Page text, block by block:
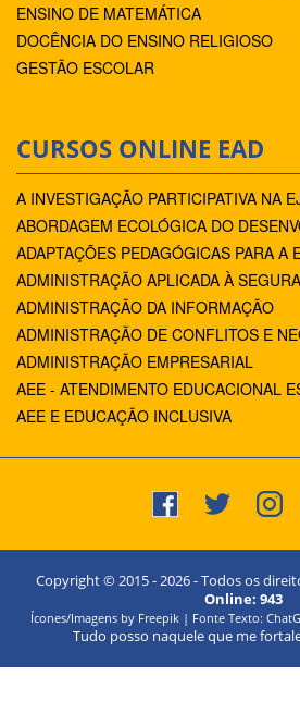
ENSINO DE MATEMÁTICA
DOCÊNCIA DO ENSINO RELIGIOSO
GESTÃO ESCOLAR
CURSOS ONLINE EAD
A INVESTIGAÇÃO PARTICIPATIVA NA
ABORDAGEM ECOLÓGICA DO
ADAPTAÇÕES PEDAGÓGICAS PARA A
ADMINISTRAÇÃO APLICADA À
ADMINISTRAÇÃO DA INFORMAÇÃO
ADMINISTRAÇÃO DE CONFLITOS E
ADMINISTRAÇÃO EMPRESARIAL
AEE - ATENDIMENTO EDUCACIONAL
AEE E EDUCAÇÃO INCLUSIVA
Copyright © 2015 -2026- Todos os
Online: 943
Ícones/Imagens by Freepik | Fonte Texto:
Tudo posso naquele que me